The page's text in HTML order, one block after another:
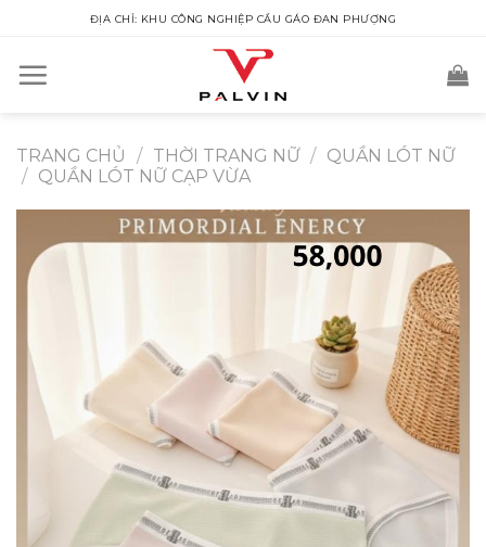
content
ĐỊA CHỈ: KHU CÔNG NGHIỆP CẦU GÁO ĐAN PHƯỢNG
TRANG CHỦ / THỜI TRANG NỮ / QUẦN LÓT NỮ
/ QUẦN LÓT NỮ CẠP VỪA